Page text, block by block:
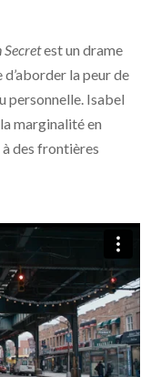
est un drame
la peur de
personnelle. Isabel
marginalité en
des frontières